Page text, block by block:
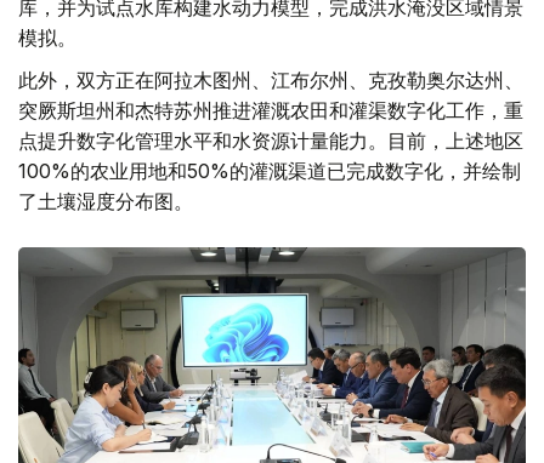
库，并为试点水库构建水动力模型，完成洪水淹没区域情景
模拟。
此外，双方正在阿拉木图州、江布尔州、克孜勒奥尔达州、
突厥斯坦州和杰特苏州推进灌溉农田和灌渠数字化工作，重
点提升数字化管理水平和水资源计量能力。目前，上述地区
100%的农业用地和50%的灌溉渠道已完成数字化，并绘制
了土壤湿度分布图。